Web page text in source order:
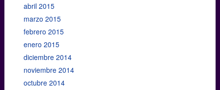
abril 2015
marzo 2015
febrero 2015
enero 2015
diciembre 2014
noviembre 2014
octubre 2014